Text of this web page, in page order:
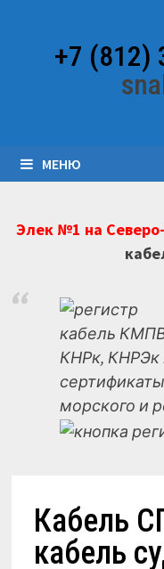
содержимому+7 (812)
МЕНЮ
Элек №1 на
кабель
КНРк,
морского и
Кабель
кабель